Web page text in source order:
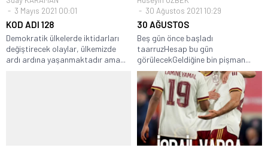
3 Mayıs 2021 00:01
KOD ADI 128
Demokratik ülkelerde iktidarları
değiştirecek olaylar, ülkemizde
ardı ardına yaşanmaktadır ama...
30 Ağustos 2021 10:29
30 AĞUSTOS
Beş gün önce başladı
taarruzHesap bu gün
görülecekGeldiğine bin pişman...